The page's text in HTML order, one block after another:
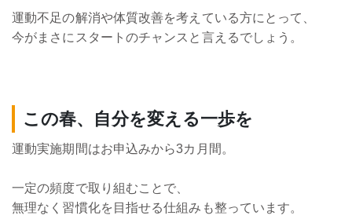
運動不足の解消や体質改善を考えている方にとって、
今がまさにスタートのチャンスと言えるでしょう。
この春、自分を変える一歩を
運動実施期間はお申込みから3カ月間。
一定の頻度で取り組むことで、
無理なく習慣化を目指せる仕組みも整っています。